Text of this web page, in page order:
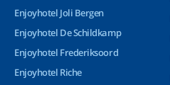
Enjoyhotel Joli Bergen
Enjoyhotel De Schildkamp
Enjoyhotel Frederiksoord
Enjoyhotel Riche